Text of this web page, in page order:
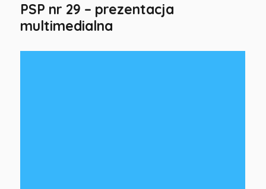
29
PSP nr 29 – prezentacja
multimedialna